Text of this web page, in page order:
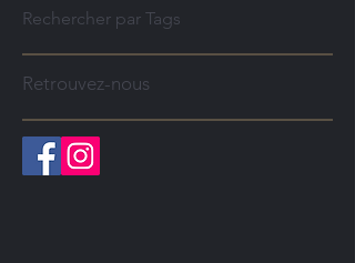
Rechercher par Tags
Retrouvez-nous